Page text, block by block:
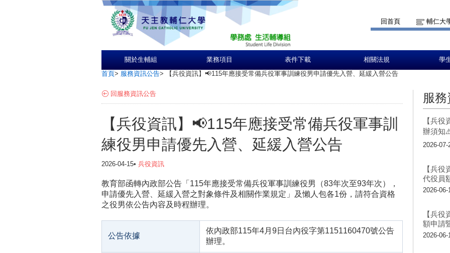
回首頁 輔仁大
關於生輔組 業務項目 表件下載 相關法規 學
首頁> 服務資訊公告> 【兵役資訊】📢115年應接受常備兵役軍事訓練役男申請優先入營、延緩入營公告
回服務資訊公告
【兵役資訊】📢115年應接受常備兵役軍事訓
練役男申請優先入營、延緩入營公告
2026-04-15• 兵役資訊
教育部函轉內政部公告「115年應接受常備兵役軍事訓練役男（83年次至93年次），
申請優先入營、延緩入營之對象條件及相關作業規定」及懶人包各1份，請符合資格
之役男依公告內容及時程辦理。
公告依據
依內政部115年4月9日台內役字第1151160470號公告
辦理。
服
【兵
辦須知
2026-07-
【兵
代役員
2026-06-
【兵
額申請
2026-06-